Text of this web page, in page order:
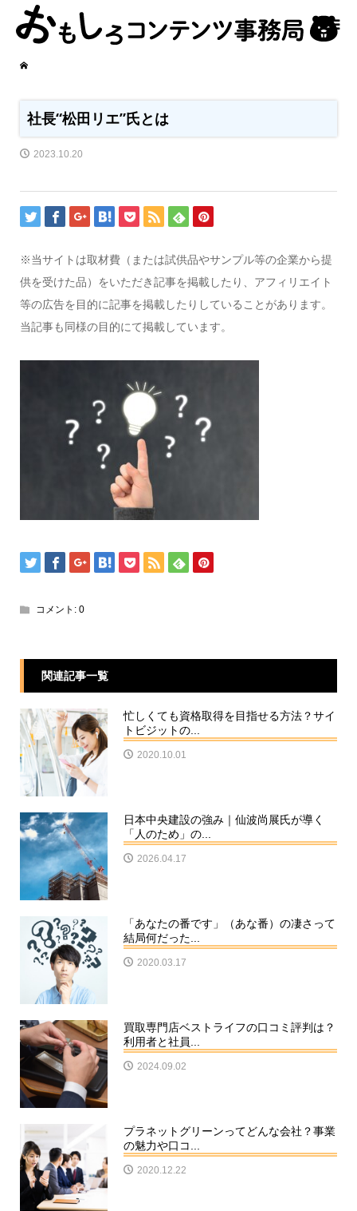
社長“松田リエ”氏とは
2023.10.20
※当サイトは取材費（または試供品やサンプル等の企業から提
供を受けた品）をいただき記事を掲載したり、アフィリエイト
等の広告を目的に記事を掲載したりしていることがあります。
当記事も同様の目的にて掲載しています。
コメント: 0
関連記事一覧
忙しくても資格取得を目指せる方法？サイ
トビジットの...
2020.10.01
日本中央建設の強み｜仙波尚展氏が導く
「人のため」の...
2026.04.17
「あなたの番です」（あな番）の凄さって
結局何だった...
2020.03.17
買取専門店ベストライフの口コミ評判は？
利用者と社員...
2024.09.02
プラネットグリーンってどんな会社？事業
の魅力や口コ...
2020.12.22